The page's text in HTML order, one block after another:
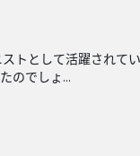
トとして活躍され
のでしょ...